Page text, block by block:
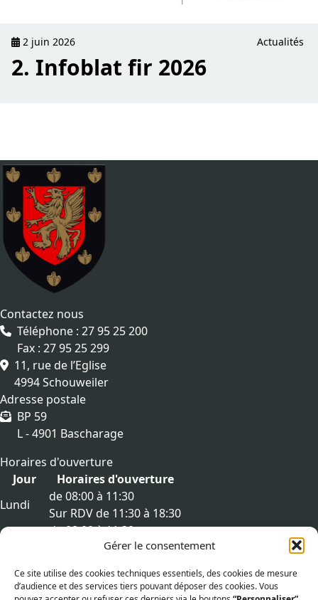
Gérer le consentement
Ce site utilise des cookies techniques essentiels, des cookies de mesure
d’audience et des services tiers pouvant déposer des cookies. Vous
2 juin 2026 Actualités
2. Infoblat fir 2026
Contactez nous
Téléphone : 27 95 25 200
Fax : 27 95 25 299
11, rue de l’Eglise
4994 Schouweiler
Adresse postale
BP 59
L - 4901 Bascharage
Horaires d'ouverture
Jour
Horaires d'ouverture
Lundi
de 08:00 à 11:30
Sur RDV de 11:30 à 18:30
Mardi
de 08:00 à 11:30
Sur RDV de 11:30 à 18:30
Mercredi
Sur RDV de 11:30 à 18:30